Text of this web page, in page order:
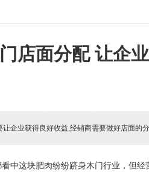
店面分配 让企
企业获得良好收益,经销商需要做好店面的
中这块肥肉纷纷跻身木门行业，但